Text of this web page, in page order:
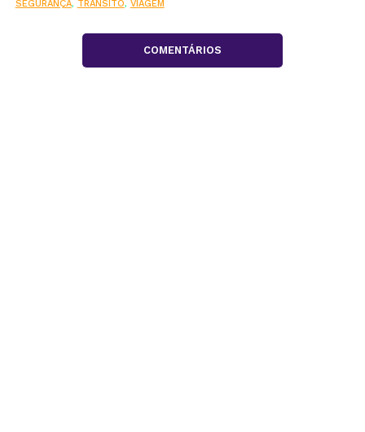
SEGURANÇA, TRÂNSITO, VIAGEM
COMENTÁRIOS